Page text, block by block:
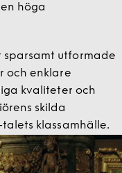
höga
sparsamt utformade
och enklare
kvaliteter och
skilda
klassamhälle.